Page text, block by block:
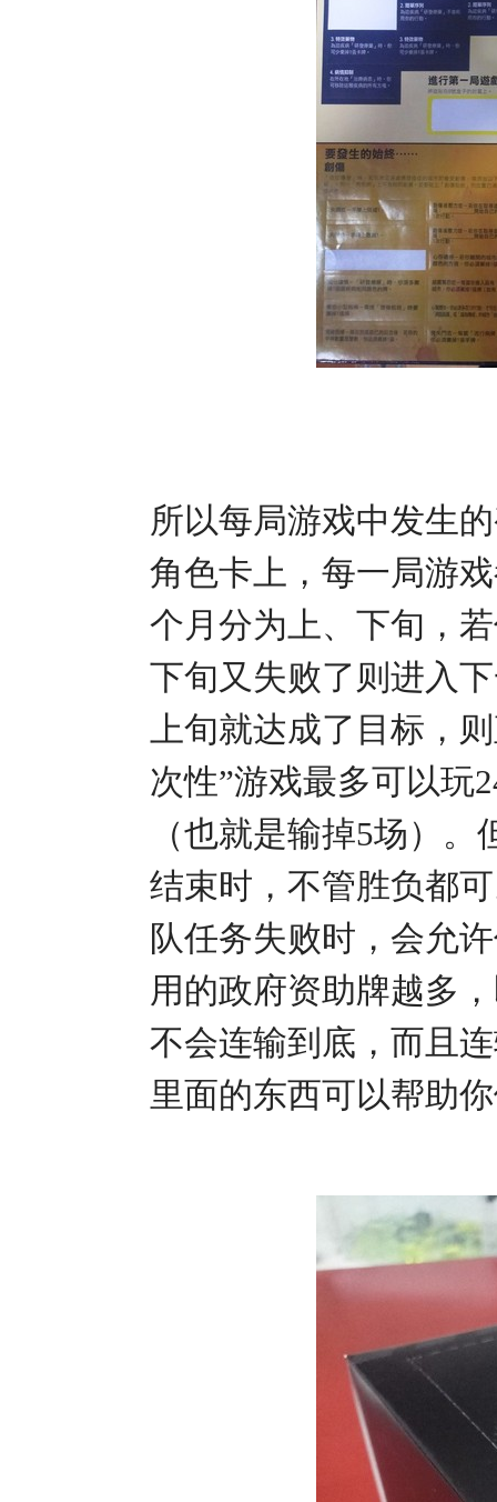
所以每局游戏中发生
角色卡上，每一局游
个月分为上、下旬，
下旬又失败了则进入
上旬就达成了目标，
次性”游戏最多可以玩
（也就是输掉5场）
结束时，不管胜负都
队任务失败时，会允
用的政府资助牌越多
不会连输到底，而且
里面的东西可以帮助